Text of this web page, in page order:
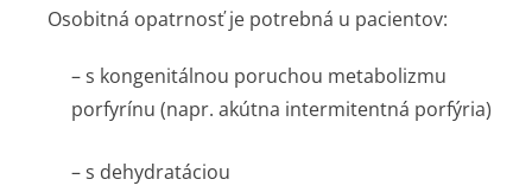
Osobitná opatrnosť je potrebná u pacientov:
– s kongenitálnou poruchou metabolizmu
porfyrínu (napr. akútna intermitentná porfýria)
– s dehydratáciou